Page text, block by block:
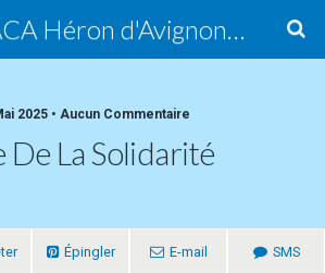
LPO PACA Héron d'Avignon, groupe local
2025 • Aucun Commentaire
De La Solidarité
Épingler E-mail SMS